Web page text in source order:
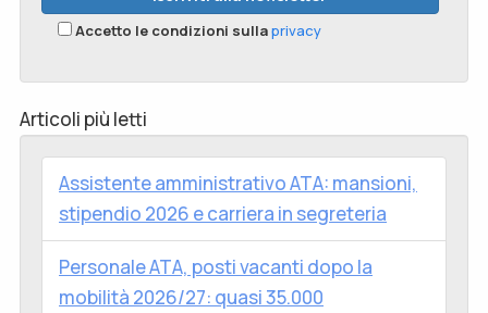
Accetto le condizioni sullaprivacy
Articoli più letti
Assistente amministrativo ATA: mansioni,
stipendio 2026 e carriera in segreteria
Personale ATA, posti vacanti dopo la
mobilità 2026/27: quasi 35.000